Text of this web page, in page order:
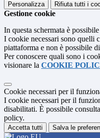
Personalizza Rifiuta tutti i
Gestione cookie
In questa schermata è
I cookie necessari sono quelli
piattaforma e non è possibile
Per conoscere quali sono i
visionare la COOKIE
Cookie necessari per il
I cookie necessari per il
disabilitati. È possibile
policy.
Accetta tutti Salva le